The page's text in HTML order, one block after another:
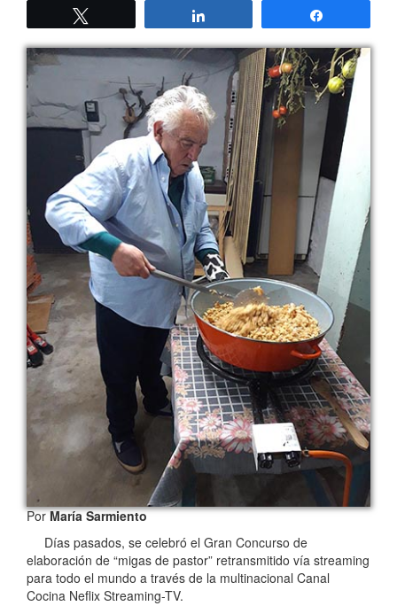
PorMaría Sarmiento
Días pasados, se celebró el Gran Concurso de
elaboración de “migas de pastor” retransmitido vía streaming
para todo el mundo a través de la multinacional Canal
Cocina Neflix Streaming-TV.